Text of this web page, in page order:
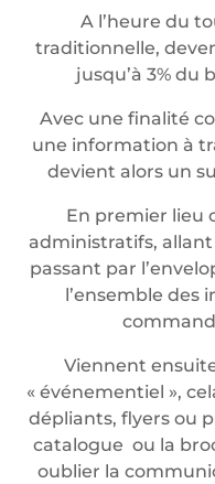
A l’heure du
traditionnelle,
jusqu’à 3% du
Avec une finalité
une information à
devient alors un
En premier lieu
administratifs,
passant par
l’ensemble des
Viennent
« événementiel »,
dépliants, flyers ou
catalogue ou la
oublier la